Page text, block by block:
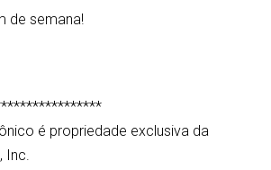
de semana!
é propriedade exclusiva da
Inc.